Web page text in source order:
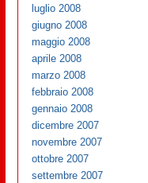
luglio 2008
giugno 2008
maggio 2008
aprile 2008
marzo 2008
febbraio 2008
gennaio 2008
dicembre 2007
novembre 2007
ottobre 2007
settembre 2007